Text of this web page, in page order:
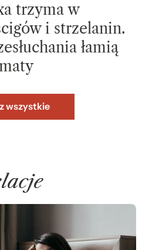
trzyma w
i strzelanin.
łamią
wszystkie